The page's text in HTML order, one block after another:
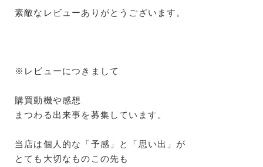
素敵なレビューありがとうございます。
※レビューにつきまして
購買動機や感想
まつわる出来事を募集しています。
当店は個人的な「予感」と「思い出」が
とても大切なものこの先も